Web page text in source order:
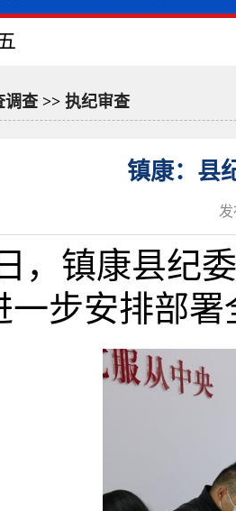
调查 >> 执纪审查
镇康：县
，镇康县纪
一步安排部